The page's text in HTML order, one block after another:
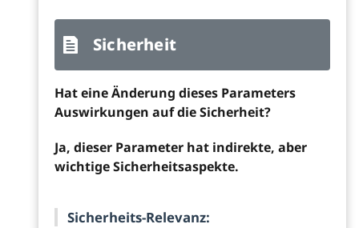
Sicherheit
Hat eine Änderung dieses Parameters
Auswirkungen auf die Sicherheit?
Ja, dieser Parameter hat indirekte, aber
wichtige Sicherheitsaspekte.
Sicherheits-Relevanz: